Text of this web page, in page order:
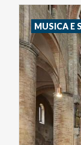
MUSICA E